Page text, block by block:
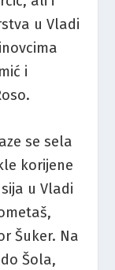
u Vladi
i
se sela
korijene
u Vladi
Šuker. Na
Šola,